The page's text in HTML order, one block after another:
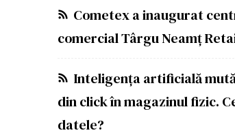
Cometex a inaugurat
comercial Târgu Neamț
Inteligența artificială
din click în magazinul fizic.
datele?